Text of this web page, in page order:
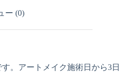
ー (0)
。アートメイク施術日から3日